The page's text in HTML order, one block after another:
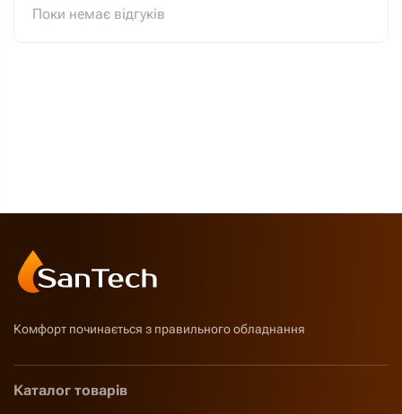
Поки немає відгуків
Комфорт починається з правильного обладнання
Каталог товарів